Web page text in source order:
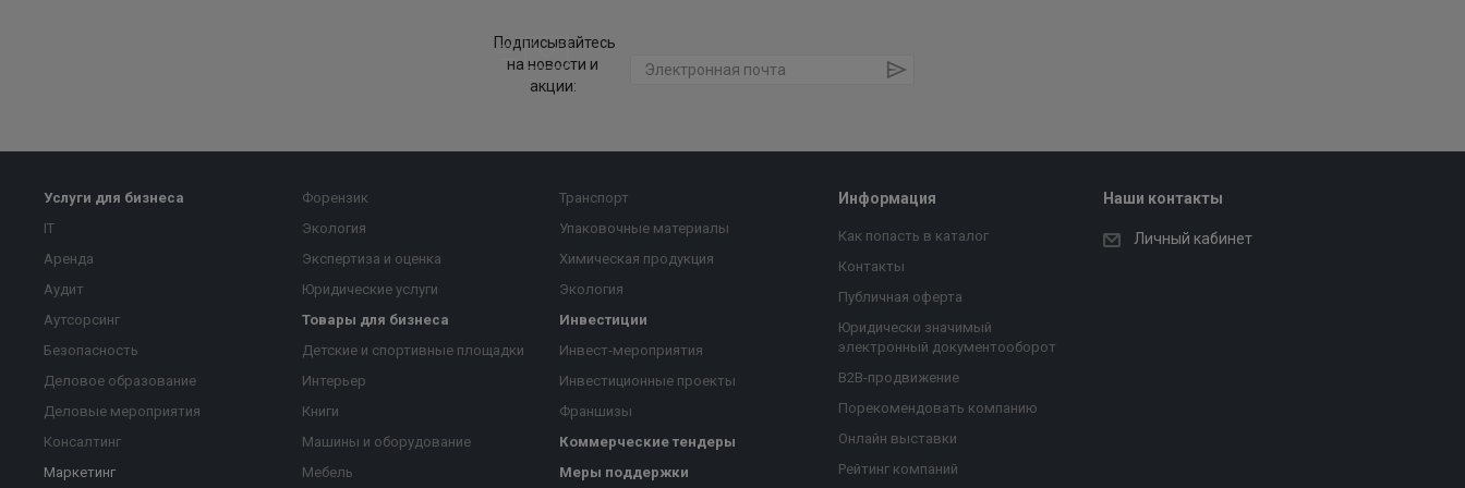
Подписывайтесь
на новости и
акции:
Услуги для бизнеса
IT
Аренда
Аудит
Аутсорсинг
Безопасность
Деловое образование
Деловые мероприятия
Консалтинг
Маркетинг
Форензик
Экология
Экспертиза и оценка
Юридические услуги
Товары для бизнеса
Детские и спортивные площадки
Интерьер
Книги
Машины и оборудование
Мебель
Транспорт
Упаковочные материалы
Химическая продукция
Экология
Инвестиции
Инвест-мероприятия
Инвестиционные проекты
Франшизы
Коммерческие тендеры
Меры поддержки
Информация
Как попасть в каталог
Контакты
Публичная оферта
Юридически значимый
электронный документооборот
B2B-продвижение
Порекомендовать компанию
Онлайн выставки
Рейтинг компаний
Наши контакты
Личный кабинет